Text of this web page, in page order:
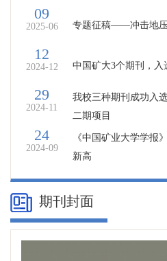
09
2025-06 专题征稿——冲击地
12
2024-12 中国矿大3个期刊，入
29
2024-11
我校三种期刊成功入
二期项目
24
2024-09
《中国矿业大学学报
新高
期刊封面